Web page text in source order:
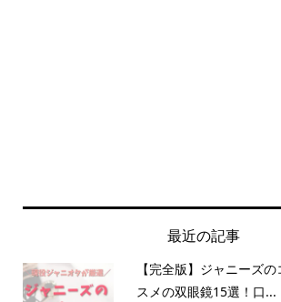
最近の記事
【完全版】ジャニーズ
スメの双眼鏡15選！口...